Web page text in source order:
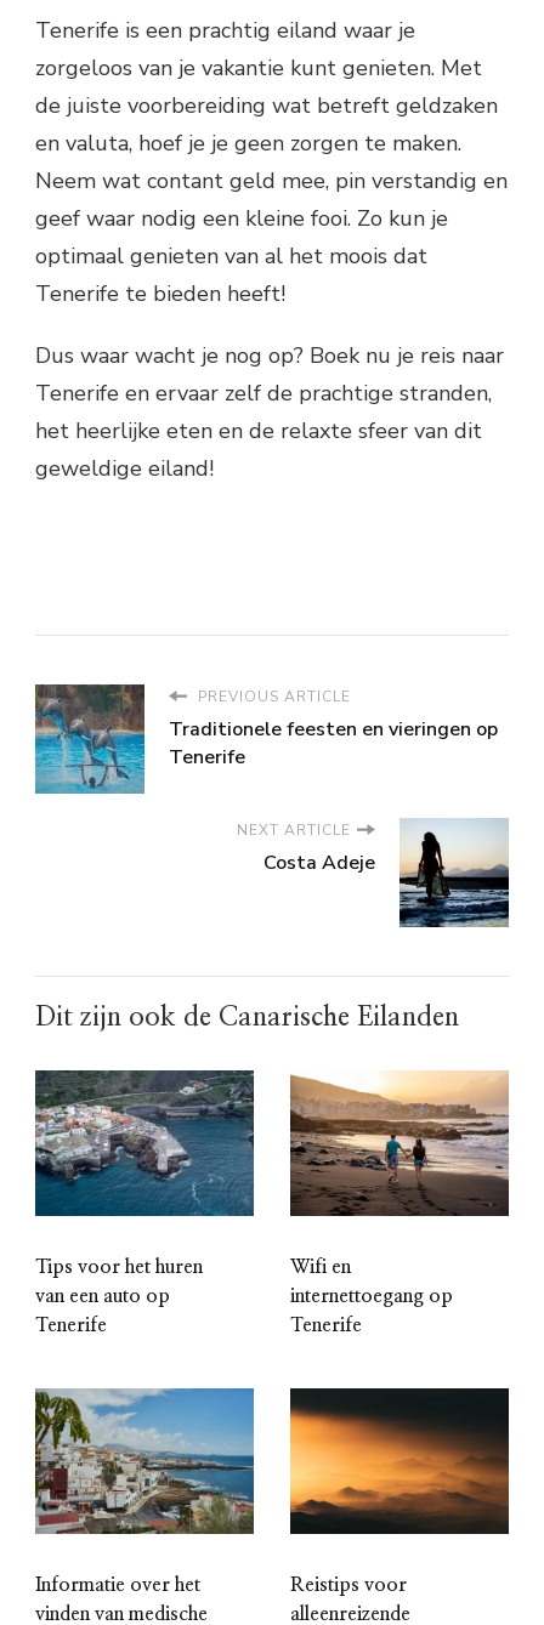
Tenerife is een prachtig eiland waar je
zorgeloos van je vakantie kunt genieten. Met
de juiste voorbereiding wat betreft geldzaken
en valuta, hoef je je geen zorgen te maken.
Neem wat contant geld mee, pin verstandig en
geef waar nodig een kleine fooi. Zo kun je
optimaal genieten van al het moois dat
Tenerife te bieden heeft!
Dus waar wacht je nog op? Boek nu je reis naar
Tenerife en ervaar zelf de prachtige stranden,
het heerlijke eten en de relaxte sfeer van dit
geweldige eiland!
PREVIOUS ARTICLE
Traditionele feesten en vieringen op
Tenerife
NEXT ARTICLE
Costa Adeje
Dit zijn ook de Canarische Eilanden
Tips voor het huren
van een auto op
Tenerife
Wifi en
internettoegang op
Tenerife
Informatie over het
vinden van medische
Reistips voor
alleenreizende